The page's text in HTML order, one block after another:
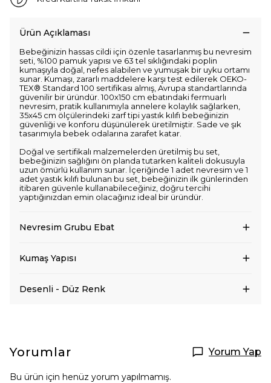
Ürün Açıklaması
Bebeğinizin hassas cildi için özenle tasarlanmış bu nevresim
seti, %100 pamuk yapısı ve 63 tel sıklığındaki poplin
kumaşıyla doğal, nefes alabilen ve yumuşak bir uyku ortamı
sunar. Kumaşı, zararlı maddelere karşı test edilerek OEKO-
TEX® Standard 100 sertifikası almış, Avrupa standartlarında
güvenilir bir üründür. 100x150 cm ebatındaki fermuarlı
nevresim, pratik kullanımıyla annelere kolaylık sağlarken,
35x45 cm ölçülerindeki zarf tipi yastık kılıfı bebeğinizin
güvenliği ve konforu düşünülerek üretilmiştir. Sade ve şık
tasarımıyla bebek odalarına zarafet katar.
Doğal ve sertifikalı malzemelerden üretilmiş bu set,
bebeğinizin sağlığını ön planda tutarken kaliteli dokusuyla
uzun ömürlü kullanım sunar. İçeriğinde 1 adet nevresim ve 1
adet yastık kılıfı bulunan bu set, bebeğinizin ilk günlerinden
itibaren güvenle kullanabileceğiniz, doğru tercihi
yaptığınızdan emin olacağınız ideal bir üründür.
Nevresim Grubu Ebat
Kumaş Yapısı
Desenli - Düz Renk
Yorumlar Yorum Yap
Bu ürün için henüz yorum yapılmamış.